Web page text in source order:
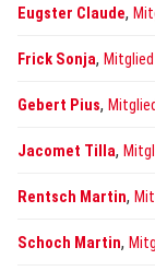
Eugster Claude,
Frick Sonja, Mitglied
Gebert Pius, Mitglied
Jacomet Tilla,
Rentsch Martin,
Schoch Martin,